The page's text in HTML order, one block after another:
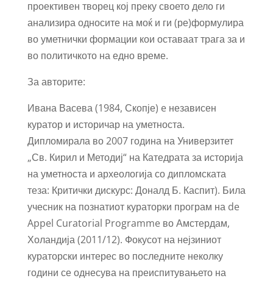
проективен творец кој преку своето дело ги
анализира односите на моќ и ги (ре)формулира
во уметнички формации кои оставаат трага за и
во политичкото на едно време.
За авторите:
Ивана Васева (1984, Скопје) e независен
куратор и историчар на уметноста.
Дипломирала во 2007 година на Универзитет
„Св. Кирил и Методиј“ на Катедрата за историја
на уметноста и археологија со дипломската
теза: Критички дискурс: Доналд Б. Каспит). Била
учесник на познатиот кураторки програм на de
Appel Curatorial Programme во Амстердам,
Холандија (2011/12). Фокусот на нејзиниот
кураторски интерес во последните неколку
години се однесува на преиспитувањето на